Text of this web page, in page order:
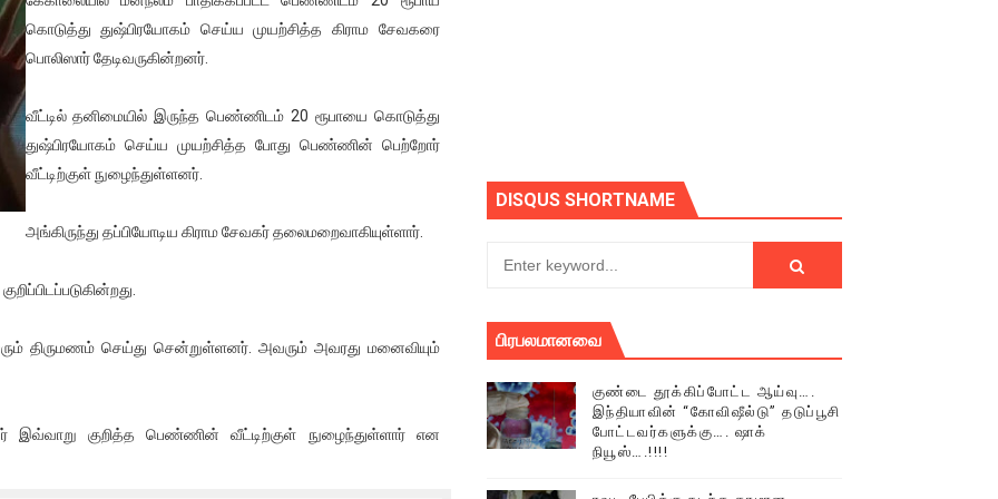
கேணல் சங்கர் ஆகியோரின் நினைவெழுச்சி நாள் - 26.09.2021 சுவிஸ் (செய்தியும்,படங்களும்..)
தமிழின அழிப்பிற்கு நீதி கேட்டு நடைபெற்ற கவனயீர்ப்புப் போராட்டத்தில் திரண்ட தமிழ்மக்கள்!!
(படங்கள், விடியோ)
சபை கூட்டத்தில் இன்று உரை
அதிக காலெக்ஷன் செய்த திரைப்படம் ! எங்கு தெரியுமா?
தனிமையில் விட்டுவிட்டுனர்!!
பொங்கல் புத்தாண்டு நல்வாழ்த்துகள்
கொடுத்து துஷ்பிரயோகம் செய்ய முயற்சித்த கிராம சேவகரை
பொலிஸார் தேடிவருகின்றனர்.
வீட்டில் தனிமையில் இருந்த பெண்ணிடம் 20 ரூபாயை கொடுத்து
துஷ்பிரயோகம் செய்ய முயற்சித்த போது பெண்ணின் பெற்றோர்
வீட்டிற்குள் நுழைந்துள்ளனர்.
அங்கிருந்து தப்பியோடிய கிராம சேவகர் தலைமறைவாகியுள்ளார்.
திருமணம் செய்து சென்றுள்ளனர். அவரும் அவரது மனைவியும்
குறித்த பெண்ணின் வீட்டிற்குள் நுழைந்துள்ளார் என
DISQUS SHORTNAME
பிரபலமானவை
குண்டை தூக்கிப்போட்ட ஆய்வு….
இந்தியாவின் “கோவிஷீல்டு” தடுப்பூசி
போட்டவர்களுக்கு…. ஷாக்
நியூஸ்….!!!!